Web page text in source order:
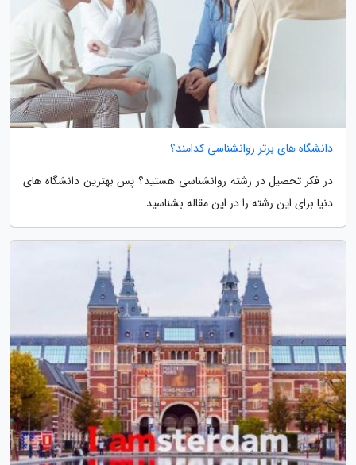
دانشگاه های برتر روانشناسی کدامند؟
در فکر تحصیل در رشته روانشناسی هستید؟ پس بهترین دانشگاه های
دنیا برای این رشته را در این مقاله بشناسید.